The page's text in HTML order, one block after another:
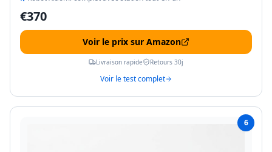
€370
Voir le prix sur Amazon
Livraison rapide Retours 30j
Voir le test complet
6